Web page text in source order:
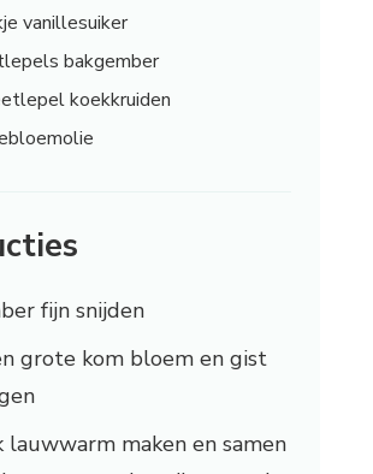
vanillesuiker
bakgember
koekkruiden
fijn snijden
grote kom bloem en gist
lauwwarm maken en samen